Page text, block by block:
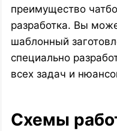
преимущество
разработка. Вы
шаблонный
специально
всех задач и
Схемы